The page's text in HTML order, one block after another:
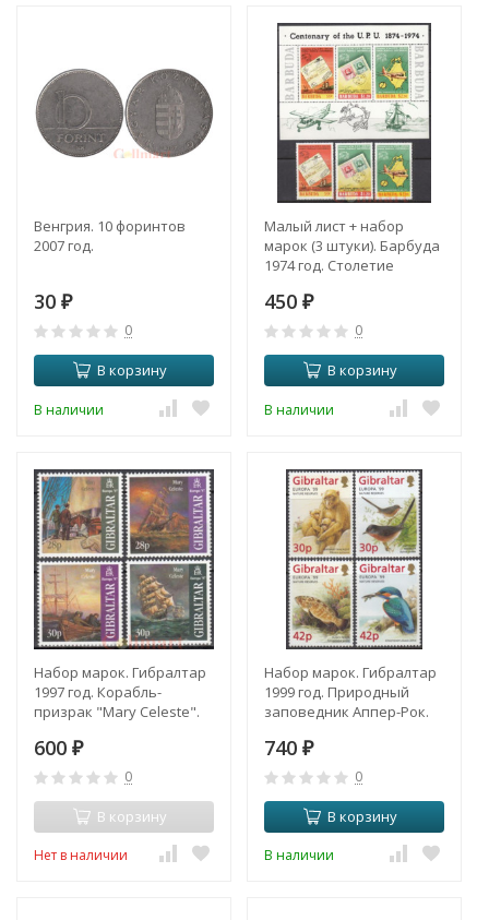
Венгрия. 10 форинтов
2007 год.
30 ₽
0
В корзину
В наличии
Малый лист + набор
марок (3 штуки). Барбуда
1974 год. Столетие
союза.
450 ₽
0
В корзину
В наличии
Набор марок. Гибралтар
1997 год. Корабль-
призрак "Mary Celeste".
600 ₽
0
В корзину
Нет в наличии
Набор марок. Гибралтар
1999 год. Природный
заповедник Аппер-Рок.
740 ₽
0
В корзину
В наличии